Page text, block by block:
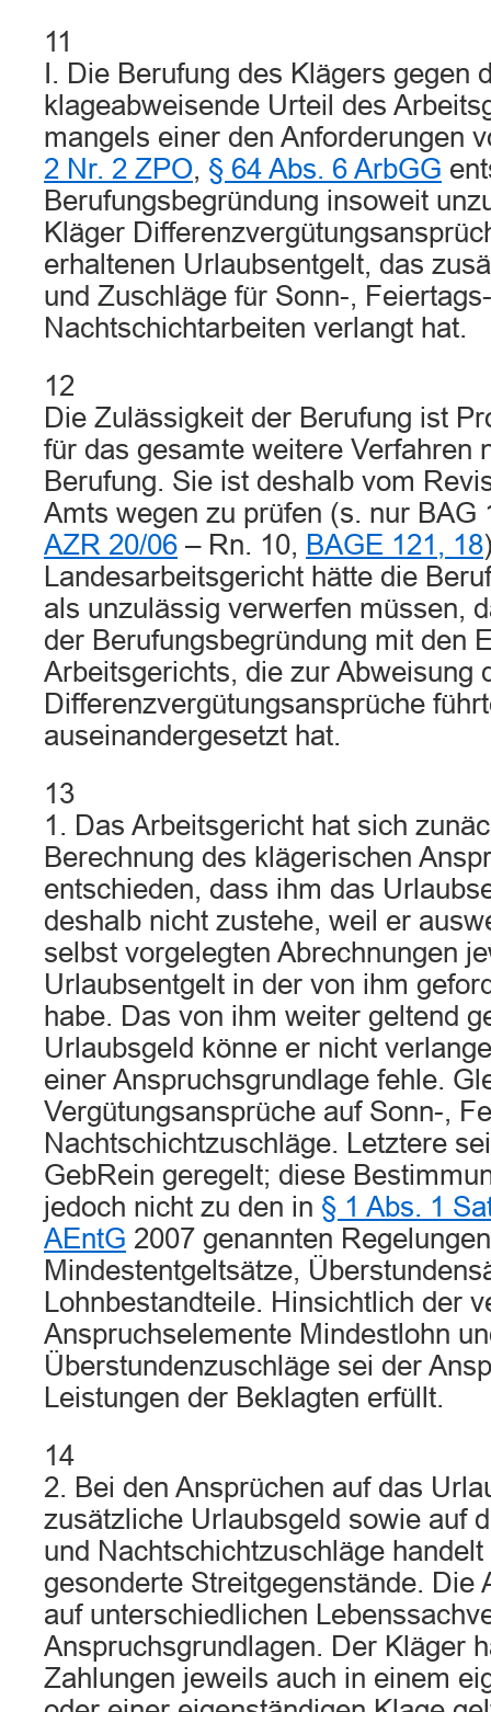
11
I. Die Berufung des Klägers gegen
klageabweisende Urteil des
mangels einer den Anforderungen
2 Nr. 2 ZPO, § 64 Abs. 6 ArbGG
Berufungsbegründung insoweit
Kläger
erhaltenen Urlaubsentgelt, das
und Zuschläge für Sonn-,
Nachtschichtarbeiten verlangt hat.
12
Die Zulässigkeit der Berufung ist
für das gesamte weitere Verfahren
Berufung. Sie ist deshalb vom
Amts wegen zu prüfen (s. nur
AZR 20/06 – Rn. 10, BAGE 121, 18
Landesarbeitsgericht hätte die
als unzulässig verwerfen müssen,
der Berufungsbegründung mit den
Arbeitsgerichts, die zur Abweisung
Differenzvergütungsansprüche
auseinandergesetzt hat.
13
1. Das Arbeitsgericht hat sich
Berechnung des klägerischen
entschieden, dass ihm das
deshalb nicht zustehe, weil er
selbst vorgelegten Abrechnungen
Urlaubsentgelt in der von ihm
habe. Das von ihm weiter geltend
Urlaubsgeld könne er nicht
einer Anspruchsgrundlage fehle.
Vergütungsansprüche auf Sonn-,
Nachtschichtzuschläge. Letztere
GebRein geregelt; diese
jedoch nicht zu den in § 1 Abs. 1
AEntG 2007 genannten
Mindestentgeltsätze,
Lohnbestandteile. Hinsichtlich der
Anspruchselemente Mindestlohn
Überstundenzuschläge sei der
Leistungen der Beklagten erfüllt.
14
2. Bei den Ansprüchen auf das
zusätzliche Urlaubsgeld sowie auf
und Nachtschichtzuschläge
gesonderte Streitgegenstände. Die
auf unterschiedlichen
Anspruchsgrundlagen. Der Kläger
Zahlungen jeweils auch in einem